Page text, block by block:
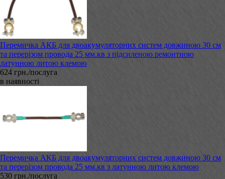
Перемичка АКБ для двоакумуляторних систем довжиною 30 см
та перерізом провода 25 мм.кв з підсиленою ремонтною
латунною литою клемою
624 грн./послуга
в наявності
Перемичка АКБ для двоакумуляторних систем довжиною 30 см
та перерізом провода 25 мм.кв з латунною литою клемою
530 грн./послуга